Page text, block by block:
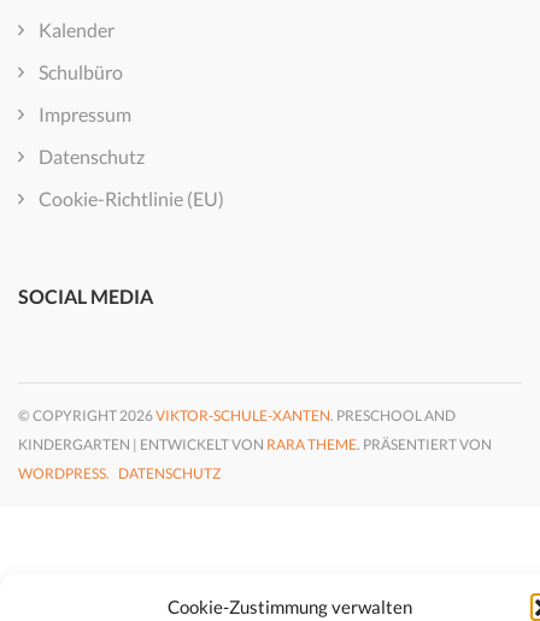
Cookie-Zustimmung verwalten
Kalender
Schulbüro
Impressum
Datenschutz
Cookie-Richtlinie (EU)
SOCIAL MEDIA
© COPYRIGHT 2026VIKTOR-SCHULE-XANTEN. PRESCHOOL AND
KINDERGARTEN | ENTWICKELT VON RARA THEME. PRÄSENTIERT VON
WORDPRESS. DATENSCHUTZ